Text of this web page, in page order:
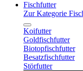
Fischfutter
Zur Kategorie
Koifutter
Goldfischfutter
Biotopfischfutter
Besatzfischfutter
Störfutter